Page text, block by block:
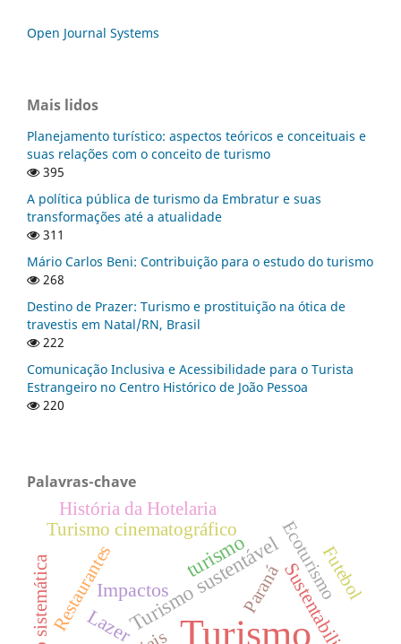
Open Journal Systems
Mais lidos
Planejamento turístico: aspectos teóricos e conceituais e
suas relações com o conceito de turismo
395
A política pública de turismo da Embratur e suas
transformações até a atualidade
311
Mário Carlos Beni: Contribuição para o estudo do turismo
268
Destino de Prazer: Turismo e prostituição na ótica de
travestis em Natal/RN, Brasil
222
Comunicação Inclusiva e Acessibilidade para o Turista
Estrangeiro no Centro Histórico de João Pessoa
220
Palavras-chave
Turismo
Turismo sustentável
turismo
Impactos
Lazer
Ecoturismo
Turismo cinematográfico
Restaurantes Paraná
História da Hotelaria
Futebol